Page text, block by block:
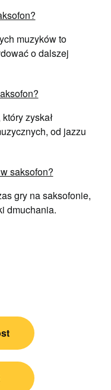
muzyków to
o dalszej
zyskał
od jazzu
saksofon?
gry na saksofonie,
dmuchania.